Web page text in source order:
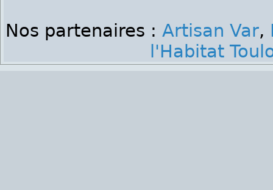
Nos partenaires : Artisan Var,
l'Habitat